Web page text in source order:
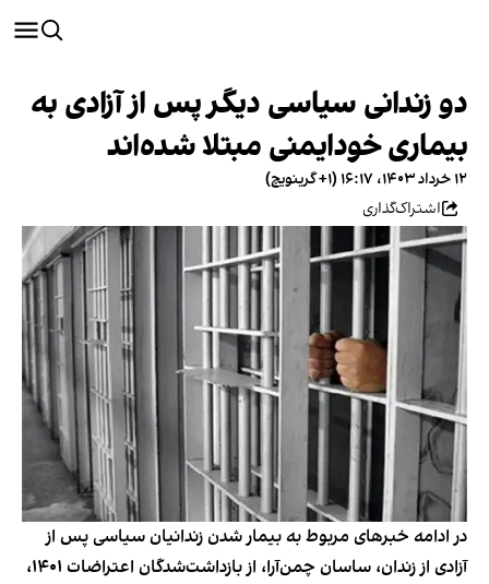
دو زندانی سیاسی دیگر پس از آزادی به
بیماری خودایمنی مبتلا شده‌اند
۱۲ خرداد ۱۴۰۳، ۱۶:۱۷ (‎+۱ گرینویچ)
اشتراک‌گذاری
در ادامه خبرهای مربوط به بیمار شدن زندانیان سیاسی پس از
آزادی از زندان، ساسان چمن‌آرا، از بازداشت‌شدگان اعتراضات ۱۴۰۱،